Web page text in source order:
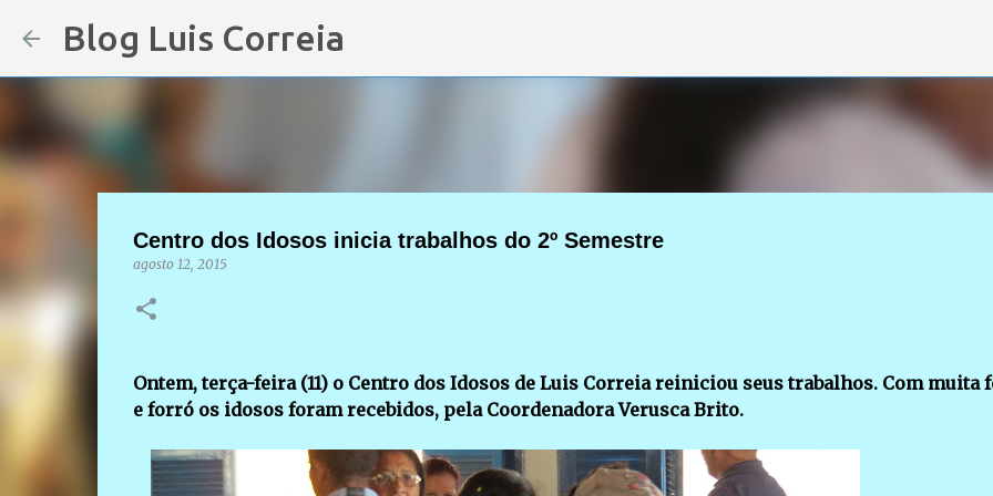
Blog Luis Correia
Centro dos Idosos inicia trabalhos do 2º Semestre
agosto 12, 2015
Ontem, terça-feira (11) o Centro dos Idosos de Luis Correia reiniciou seus trabalhos. Com muita
e forró os idosos foram recebidos, pela Coordenadora Verusca Brito.